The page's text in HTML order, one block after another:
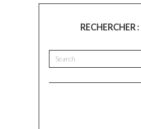
RECHERCHER :